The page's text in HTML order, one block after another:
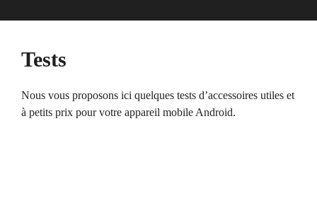
Tests
Nous vous proposons ici quelques tests d’accessoires utiles et
à petits prix pour votre appareil mobile Android.